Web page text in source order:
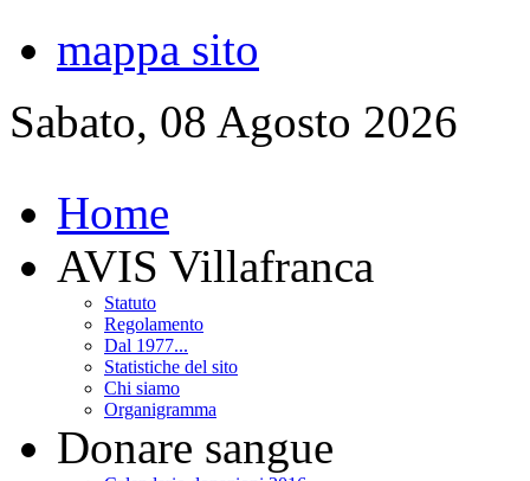
mappa sito
Sabato, 08 Agosto 2026
Home
AVIS Villafranca
Statuto
Regolamento
Dal 1977...
Statistiche del sito
Chi siamo
Organigramma
Donare sangue